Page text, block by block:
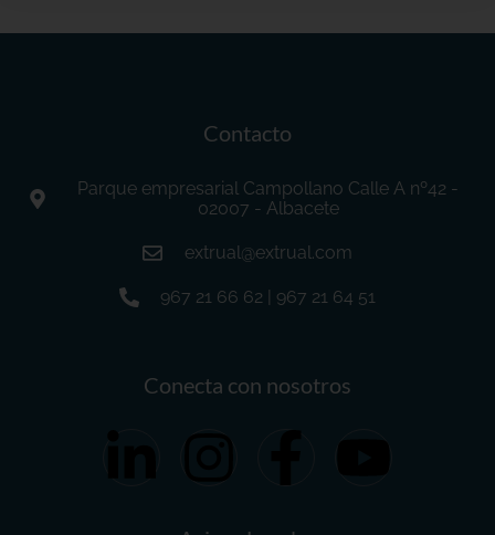
Contacto
Parque empresarial Campollano Calle A nº42 -
02007 - Albacete
extrual@extrual.com
967 21 66 62 | 967 21 64 51
Conecta con nosotros